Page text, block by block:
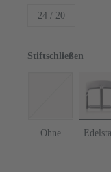
24 / 20
Stiftschließen
Ohne